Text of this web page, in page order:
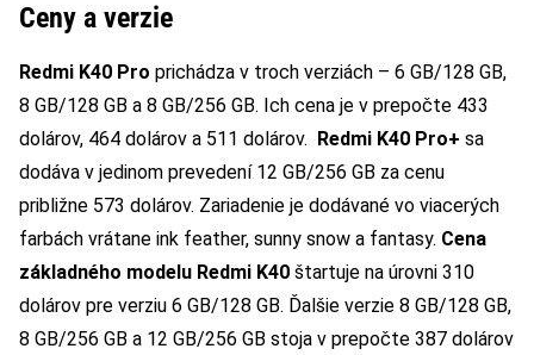
Ceny a verzie
Redmi K40 Pro prichádza v troch verziách – 6 GB/128 GB,
8 GB/128 GB a 8 GB/256 GB. Ich cena je v prepočte 433
dolárov, 464 dolárov a 511 dolárov.
Redmi K40 Pro+ sa
dodáva v jedinom prevedení 12 GB/256 GB za cenu
približne 573 dolárov. Zariadenie je dodávané vo viacerých
farbách vrátane ink feather, sunny snow a fantasy. Cena
základného modelu Redmi K40 štartuje na úrovni 310
dolárov pre verziu 6 GB/128 GB. Ďalšie verzie 8 GB/128 GB,
8 GB/256 GB a 12 GB/256 GB stoja v prepočte 387 dolárov